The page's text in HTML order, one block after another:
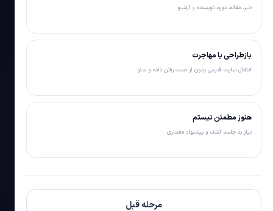
خبر، مقاله، دوره، نویسنده و آرشیو
بازطراحی یا مهاجرت
انتقال سایت قدیمی بدون از دست رفتن داده و سئو
هنوز مطمئن نیستم
نیاز به جلسه کشف و پیشنهاد معماری
مرحله قبل